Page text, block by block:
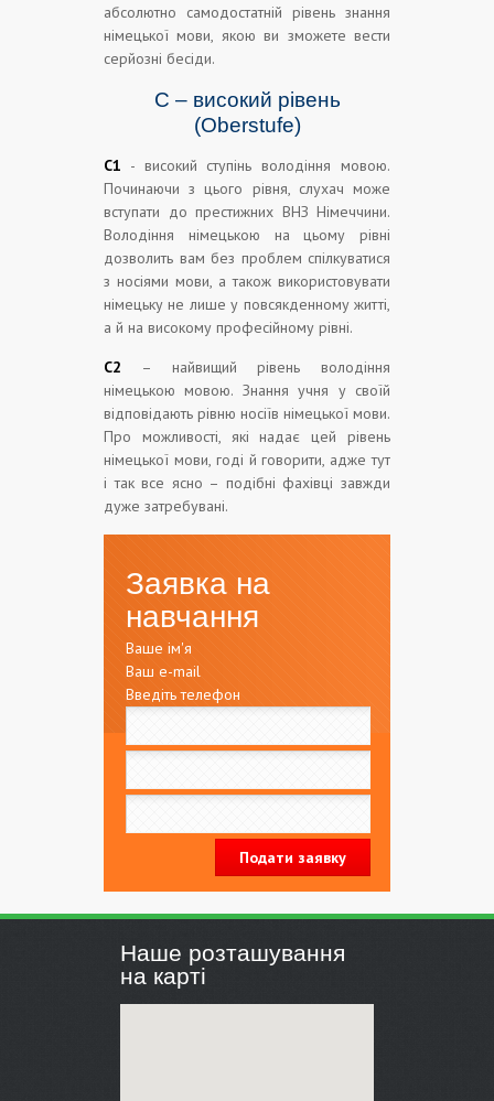
абсолютно самодостатній рівень знання
німецької мови, якою ви зможете вести
серйозні бесіди.
С – високий рівень
(Oberstufe)
С1 - високий ступінь володіння мовою.
Починаючи з цього рівня, слухач може
вступати до престижних ВНЗ Німеччини.
Володіння німецькою на цьому рівні
дозволить вам без проблем спілкуватися
з носіями мови, а також використовувати
німецьку не лише у повсякденному житті,
а й на високому професійному рівні.
С2 – найвищий рівень володіння
німецькою мовою. Знання учня у своїй
відповідають рівню носіїв німецької мови.
Про можливості, які надає цей рівень
німецької мови, годі й говорити, адже тут
і так все ясно – подібні фахівці завжди
дуже затребувані.
Заявка на
навчання
Ваше ім'я
Ваш e-mail
Введіть телефон
Наше розташування
на карті